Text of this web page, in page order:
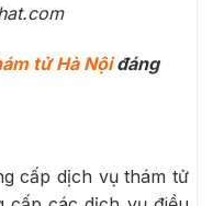
tử Hà Nộiđáng
cấp dịch vụ thám tử